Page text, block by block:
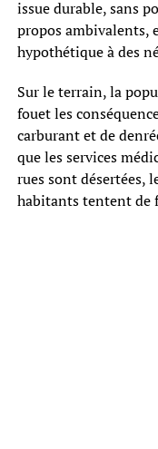
issue durable, sans
propos ambivalents,
hypothétique à des
Sur le terrain, la
fouet les
carburant et de
que les services
rues sont désertées,
habitants tentent de